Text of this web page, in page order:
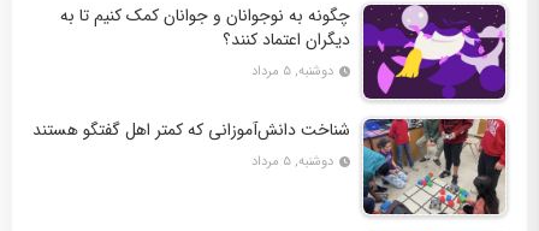
چگونه به نوجوانان و جوانان کمک کنیم تا به
دیگران اعتماد کنند؟
دوشنبه, ۵ مرداد
شناخت دانش‌آموزانی که کمتر اهل گفتگو هستند
دوشنبه, ۵ مرداد